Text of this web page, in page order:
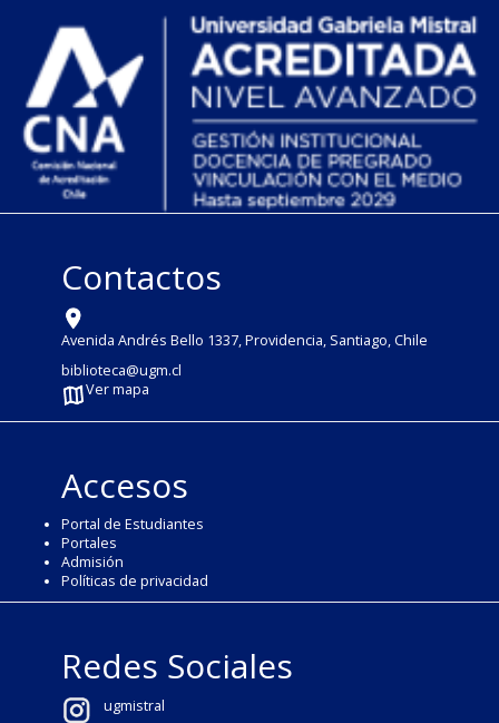
Contactos
Avenida Andrés Bello 1337, Providencia, Santiago, Chile
biblioteca@ugm.cl
Ver mapa
Accesos
Portal de Estudiantes
Portales
Admisión
Políticas de privacidad
Redes Sociales
ugmistral